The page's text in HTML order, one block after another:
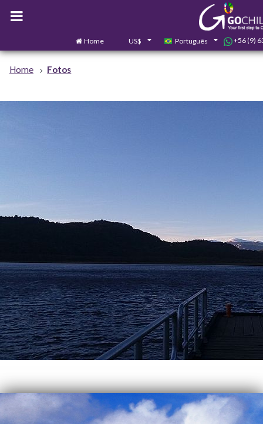
Home US$ Português +56 (9)
Home Fotos